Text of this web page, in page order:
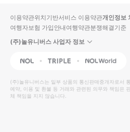
입니
다.
높
은
순
동
영
상
순
상
이용약관위치기반서비스 이용약관개인정보
여행자보험 가입안내여행약관분쟁해결기준
(주)놀유니버스 사업자 정보
NOL Triple Interpark Global
(주)놀유니버스는 일부 상품의 통신판매중개자로서
예약, 이용 및 환불 등 거래와 관련된 의무와 책임은
체 책임을 지지 않습니다.